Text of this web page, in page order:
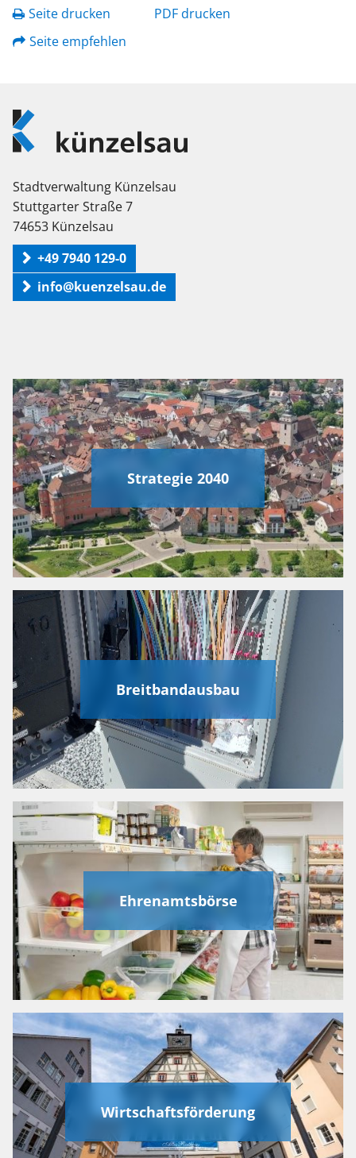
Seite drucken
PDF drucken
Seite empfehlen
Logo
Künzelsau
Stadtverwaltung Künzelsau
Stuttgarter Straße 7
74653 Künzelsau
+49 7940 129-0
info@kuenzelsau.de
Strategie 2040
Breitbandausbau
Ehrenamtsbörse
Wirtschaftsförderung